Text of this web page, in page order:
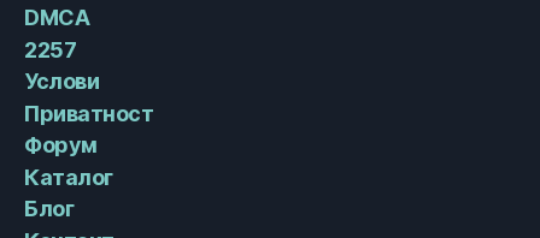
DMCA
2257
Услови
Приватност
Форум
Каталог
Блог